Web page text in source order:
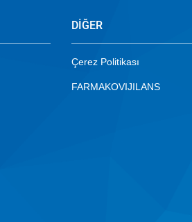
DİĞER
Çerez Politikası
FARMAKOVIJILANS